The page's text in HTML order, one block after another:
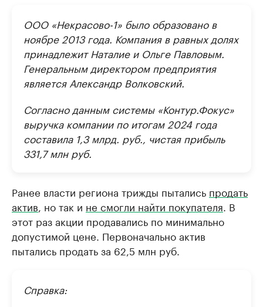
ООО «Некрасово-1» было образовано в
ноябре 2013 года. Компания в равных долях
принадлежит Наталие и Ольге Павловым.
Генеральным директором предприятия
является Александр Волковский.
Согласно данным системы «Контур.Фокус»
выручка компании по итогам 2024 года
составила 1,3 млрд. руб., чистая прибыль
331,7 млн руб.
Ранее власти региона трижды пытались продать
актив , но так и не смогли найти покупателя . В
этот раз акции продавались по минимально
допустимой цене. Первоначально актив
пытались продать за 62,5 млн руб.
Справка: